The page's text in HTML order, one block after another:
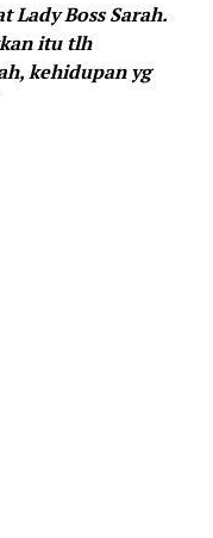
Lady Boss Sarah.
itu tlh
kehidupan yg